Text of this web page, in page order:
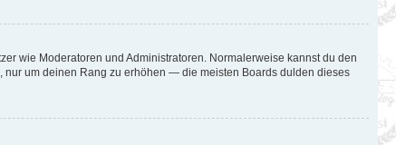
wie Moderatoren und Administratoren. Normalerweise kannst du den
um deinen Rang zu erhöhen — die meisten Boards dulden dieses